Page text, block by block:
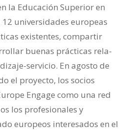
la Educación Superior en
universidades europeas
existentes, compartir
buenas prácticas rela-
servicio. En agosto de
el proyecto, los socios
Engage como una red
los profesionales y
europeos interesados en el